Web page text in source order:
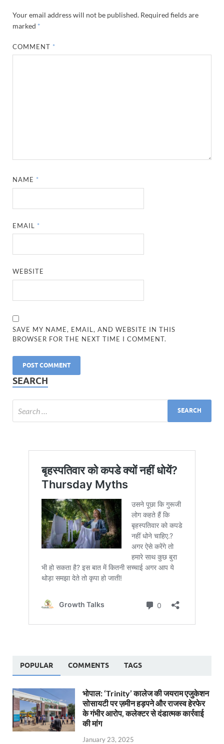
Your email address will not be published. Required fields are
marked *
COMMENT *
NAME *
EMAIL *
WEBSITE
SAVE MY NAME, EMAIL, AND WEBSITE IN THIS
BROWSER FOR THE NEXT TIME I COMMENT.
SEARCH
POPULAR COMMENTS TAGS
भोपाल: ‘Trinity’ कालेज की जयराम एजुकेशन
सोसायटी पर ज़मीन हड़पने और राजस्व हेरफेर
के गंभीर आरोप, कलेक्टर से दंडात्मक कार्रवाई
की मांग
January 23, 2025